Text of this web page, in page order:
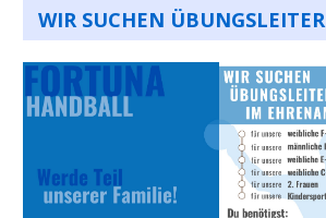
WIR SUCHEN ÜBUNGSLEITER